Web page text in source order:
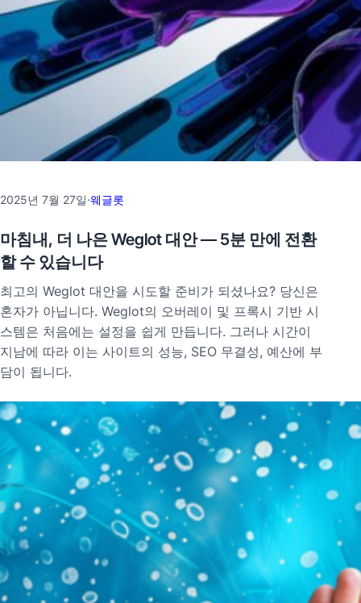
2025년 7월 27일·웨글롯
마침내, 더 나은 Weglot 대안 — 5분 만에 전환
할 수 있습니다
최고의 Weglot 대안을 시도할 준비가 되셨나요? 당신은
혼자가 아닙니다. Weglot의 오버레이 및 프록시 기반 시
스템은 처음에는 설정을 쉽게 만듭니다. 그러나 시간이
지남에 따라 이는 사이트의 성능, SEO 무결성, 예산에 부
담이 됩니다.